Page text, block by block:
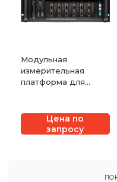
Модульная
измерительная
платформа для
Gigabit Ethernet
Xena ValkyrieBay
Цена по
запросу